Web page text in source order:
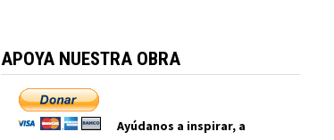
APOYA NUESTRA OBRA
Ayúdanos a inspirar, a